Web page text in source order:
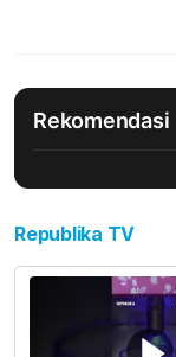
Rekomendasi
Republika TV